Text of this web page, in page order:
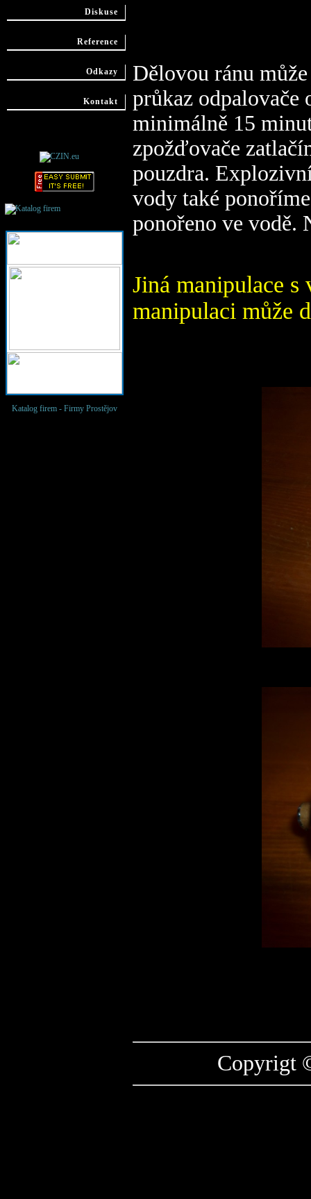
Diskuse
Reference
Odkazy
Kontakt
Katalog firem - Firmy Prostějov
Dělovou ránu
průkaz odpalovače
minimálně 15
zpožďovače
pouzdra.
vody také
ponořeno ve vodě.
Jiná manipulace s
manipulaci může
Copyrigt